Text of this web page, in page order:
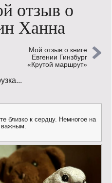
отзыв о
Ханна
Мой отзыв о книге
Евгении Гинзбург
«Крутой маршрут»
близко к сердцу. Немногое на
важным.